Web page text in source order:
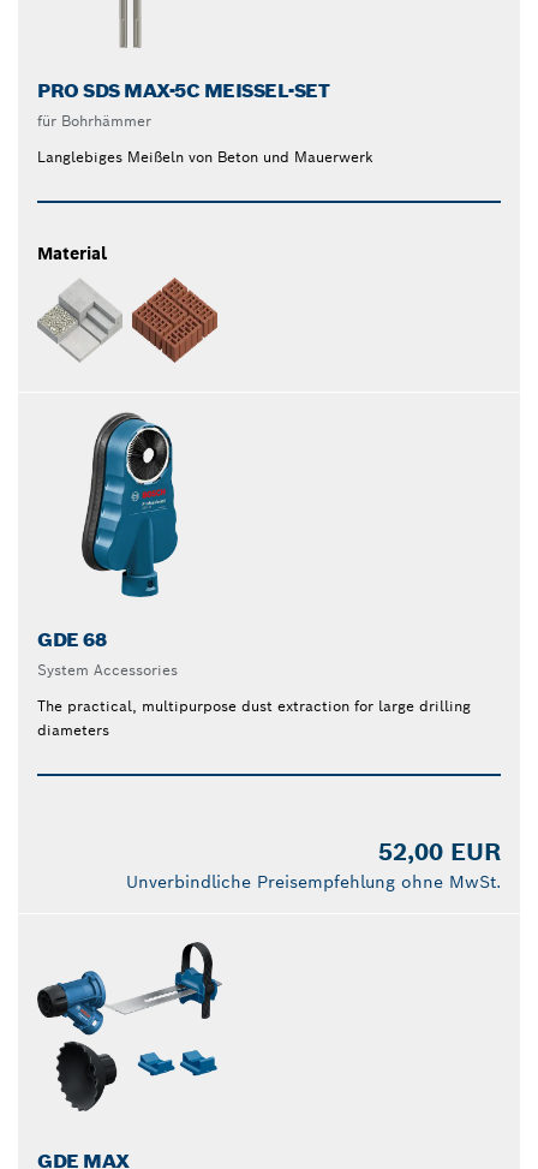
PRO SDS MAX-5C MEISSEL-SET
für Bohrhämmer
Langlebiges Meißeln von Beton und Mauerwerk
Material
GDE 68
System Accessories
The practical, multipurpose dust extraction for large drilling
diameters
52,00 EUR
Unverbindliche Preisempfehlung ohne MwSt.
GDE MAX